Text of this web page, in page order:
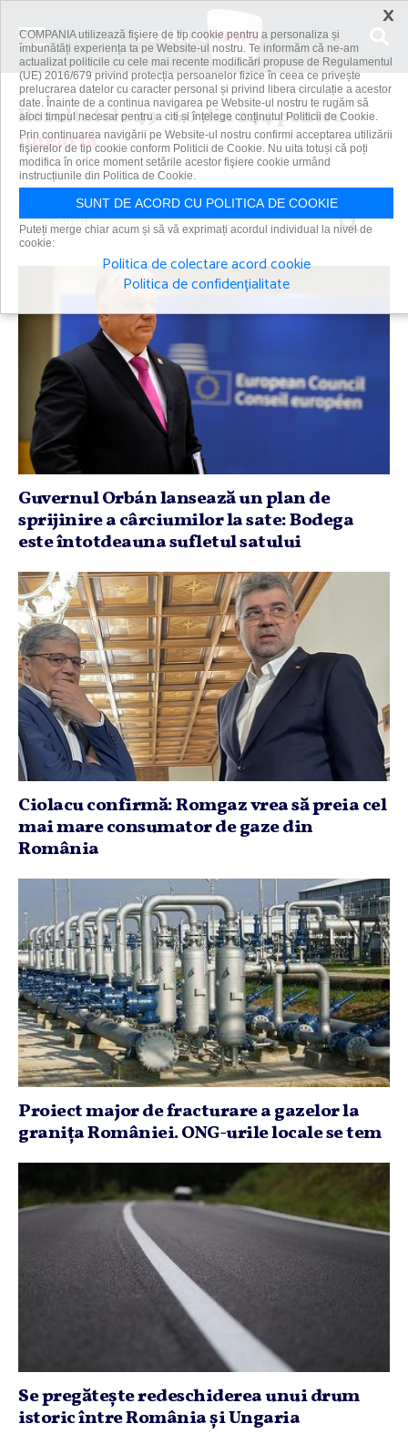
Rezultatele 49 - 60 din 244 pentru
ungaria
Caută
Guvernul Orbán lansează un plan de
sprijinire a cârciumilor la sate: Bodega
este întotdeauna sufletul satului
Ciolacu confirmă: Romgaz vrea să preia cel
mai mare consumator de gaze din
România
Proiect major de fracturare a gazelor la
graniţa României. ONG-urile locale se tem
Se pregăteşte redeschiderea unui drum
istoric între România şi Ungaria
×
COMPANIA utilizează fişiere de tip cookie pentru a personaliza și
îmbunătăți experiența ta pe Website-ul nostru. Te informăm că ne-am
actualizat politicile cu cele mai recente modificări propuse de Regulamentul
(UE) 2016/679 privind protecția persoanelor fizice în ceea ce privește
prelucrarea datelor cu caracter personal și privind libera circulație a acestor
date. Înainte de a continua navigarea pe Website-ul nostru te rugăm să
aloci timpul necesar pentru a citi și înțelege conținutul Politicii de Cookie.
Prin continuarea navigării pe Website-ul nostru confirmi acceptarea utilizării
fişierelor de tip cookie conform Politicii de Cookie. Nu uita totuși că poți
modifica în orice moment setările acestor fişiere cookie urmând
instrucțiunile din Politica de Cookie.
SUNT DE ACORD CU POLITICA DE COOKIE
Puteți merge chiar acum și să vă exprimați acordul individual la nivel de
cookie:
Politica de colectare acord cookie
Politica de confidențialitate